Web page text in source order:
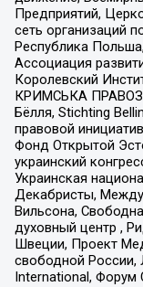
Предприятий,
сеть организаций
Республика
Ассоциация
Королевский
КРИМСЬКА
Бёлля, Stichting
правовой
Фонд Открытой
украинский
Украинская
Декабристы,
Вильсона,
духовный центр ,
Швеции, Проект
свободной России,
International,